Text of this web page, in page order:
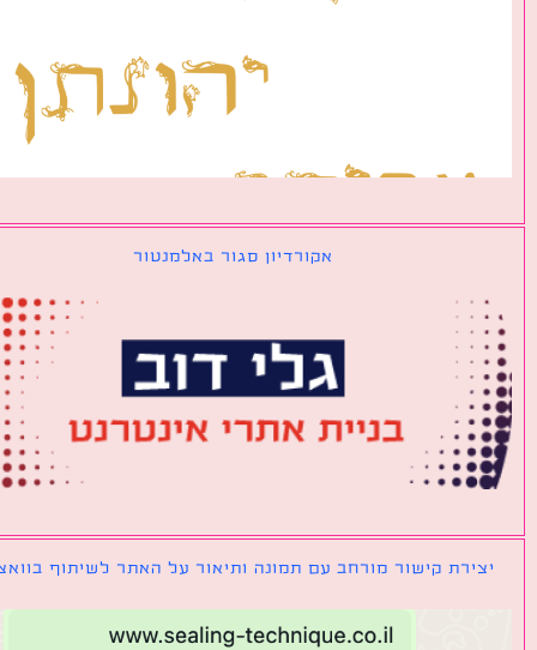
אקורדיון סגור באלמנטור
קישור מורחב עם תמונה ותיאור על האתר לשיתוף בוואצאפ